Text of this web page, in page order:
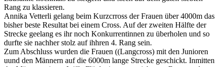
Rang zu klassieren.
Annika Vetterli gelang beim Kurzcrross der Frauen über 4000m das
bisher beste Resultat bei einem Cross. Auf der zweiten Hälfte der
Strecke geelang es ihr noch Konkurrentinnen zu überholen und so
durfte sie nachher stolz auf ihhren 4. Rang sein.
Zum Abschluss wurden die Frauen ((Langcross) mit den Junioren
uund den Männern auf die 6000m lange Strecke geschickt. Inmitten